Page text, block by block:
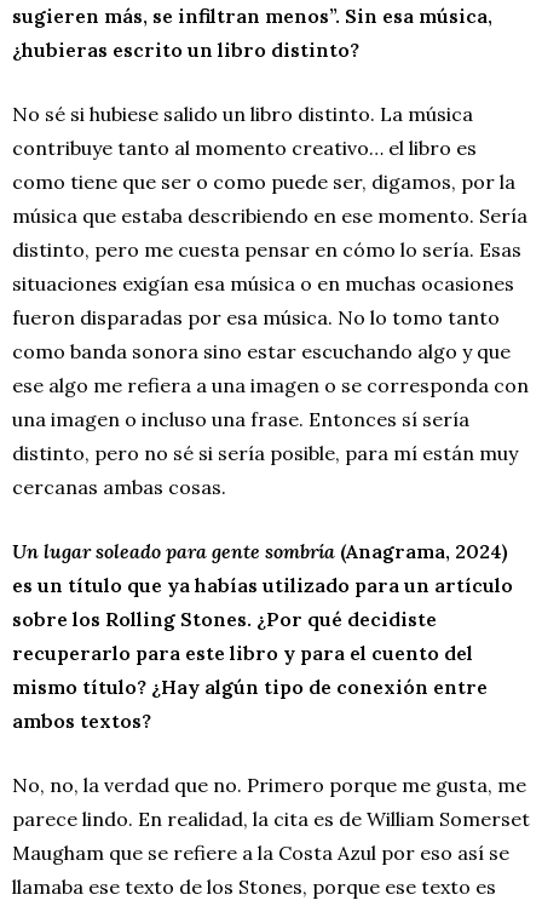
sugieren más, se infiltran menos”. Sin esa música,
¿hubieras escrito un libro distinto?
No sé si hubiese salido un libro distinto. La música
contribuye tanto al momento creativo… el libro es
como tiene que ser o como puede ser, digamos, por la
música que estaba describiendo en ese momento. Sería
distinto, pero me cuesta pensar en cómo lo sería. Esas
situaciones exigían esa música o en muchas ocasiones
fueron disparadas por esa música. No lo tomo tanto
como banda sonora sino estar escuchando algo y que
ese algo me refiera a una imagen o se corresponda con
una imagen o incluso una frase. Entonces sí sería
distinto, pero no sé si sería posible, para mí están muy
cercanas ambas cosas.
Un lugar soleado para gente sombría (Anagrama, 2024)
es un título que ya habías utilizado para un artículo
sobre los Rolling Stones. ¿Por qué decidiste
recuperarlo para este libro y para el cuento del
mismo título? ¿Hay algún tipo de conexión entre
ambos textos?
No, no, la verdad que no. Primero porque me gusta, me
parece lindo. En realidad, la cita es de William Somerset
Maugham que se refiere a la Costa Azul por eso así se
llamaba ese texto de los Stones, porque ese texto es